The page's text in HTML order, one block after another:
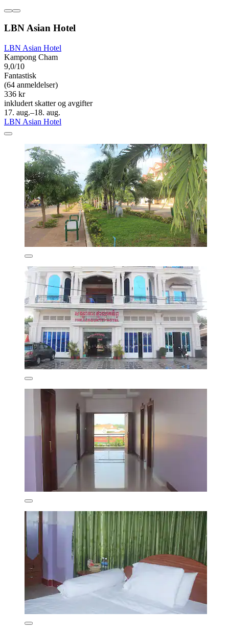
LBN Asian Hotel
LBN Asian Hotel
Kampong Cham
9,0/10
Fantastisk
(64 anmeldelser)
336 kr
inkludert skatter og avgifter
17. aug.–18. aug.
LBN Asian Hotel